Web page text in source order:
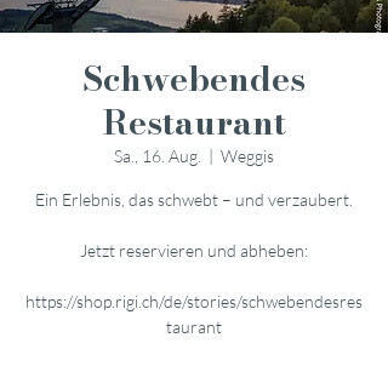
Schwebendes
Restaurant
Sa., 16. Aug.
  |
Weggis
Ein Erlebnis, das schwebt – und verzaubert.
Jetzt reservieren und abheben:
https://shop.rigi.ch/de/stories/schwebendesres
taurant